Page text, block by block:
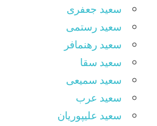
سعید جعفری
سعید رستمی
سعید رهنمافر
سعید سقا
سعید سمیعی
سعید عرب
سعید علیپوریان